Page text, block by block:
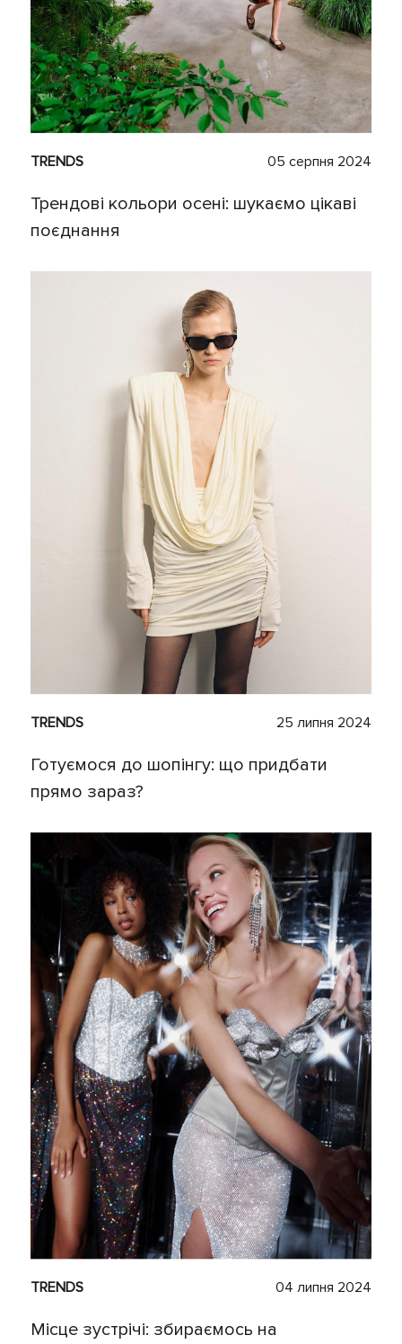
TRENDS 05 серпня 2024
Трендові кольори осені: шукаємо цікаві
поєднання
TRENDS 25 липня 2024
Готуємося до шопінгу: що придбати
прямо зараз?
TRENDS 04 липня 2024
Місце зустрічі: збираємось на